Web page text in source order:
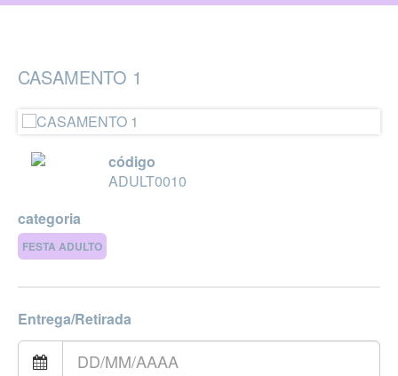
CASAMENTO 1
código
ADULT0010
categoria
FESTA ADULTO
Entrega/Retirada